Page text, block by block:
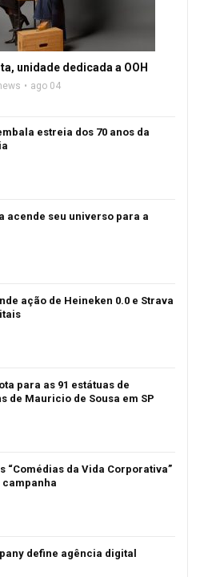
unidade dedicada a OOH
ago 04
estreia dos 70 anos da
acende seu universo para a
ação de Heineken 0.0 e Strava
para as 91 estátuas de
de Mauricio de Sousa em SP
“Comédias da Vida Corporativa”
campanha
define agência digital